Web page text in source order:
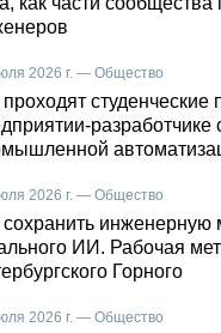
2026 г. — Общество
проходят студенческие
разработчике
2026 г. — Общество
сохранить инженерную
ИИ. Рабочая
Горного
2026 г. — Общество